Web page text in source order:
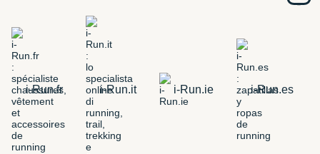
i-Run.fr i-Run.it i-Run.ie i-Run.es